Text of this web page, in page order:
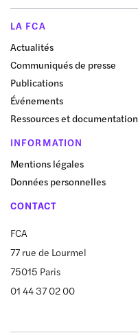
LA FCA
Actualités
Communiqués de presse
Publications
Événements
Ressources et documentation
INFORMATION
Mentions légales
Données personnelles
CONTACT
FCA
77 rue de Lourmel
75015 Paris
01 44 37 02 00